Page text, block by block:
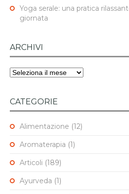
Yoga serale: una pratica
giornata
ARCHIVI
Archivi
CATEGORIE
Alimentazione (12)
Aromaterapia (1)
Articoli (189)
Ayurveda (1)